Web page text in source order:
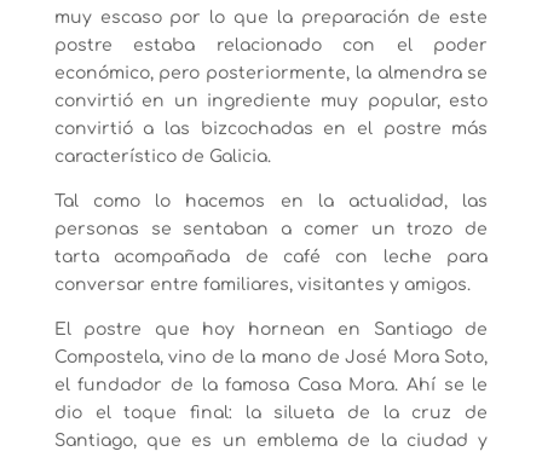
muy escaso por lo que la preparación de este
postre estaba relacionado con el poder
económico, pero posteriormente, la almendra se
convirtió en un ingrediente muy popular, esto
convirtió a las bizcochadas en el postre más
característico de Galicia.
Tal como lo hacemos en la actualidad, las
personas se sentaban a comer un trozo de
tarta acompañada de café con leche para
conversar entre familiares, visitantes y amigos.
El postre que hoy hornean en Santiago de
Compostela, vino de la mano de José Mora Soto,
el fundador de la famosa Casa Mora. Ahí se le
dio el toque final: la silueta de la cruz de
Santiago, que es un emblema de la ciudad y